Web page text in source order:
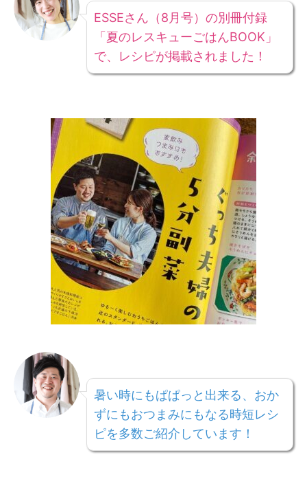
ESSEさん（8月号）の別冊付録
「夏のレスキューごはんBOOK」
で、レシピが掲載されました！
暑い時にもぱぱっと出来る、おか
ずにもおつまみにもなる時短レシ
ピを多数ご紹介しています！